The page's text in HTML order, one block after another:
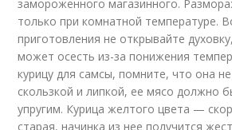
замороженного магазинного.
только при комнатной температуре.
приготовления не открывайте
может осесть из-за понижения
курицу для самсы, помните, что она
скользкой и липкой, ее мясо должно
упругим. Курица желтого цвета —
старая, начинка из нее получится